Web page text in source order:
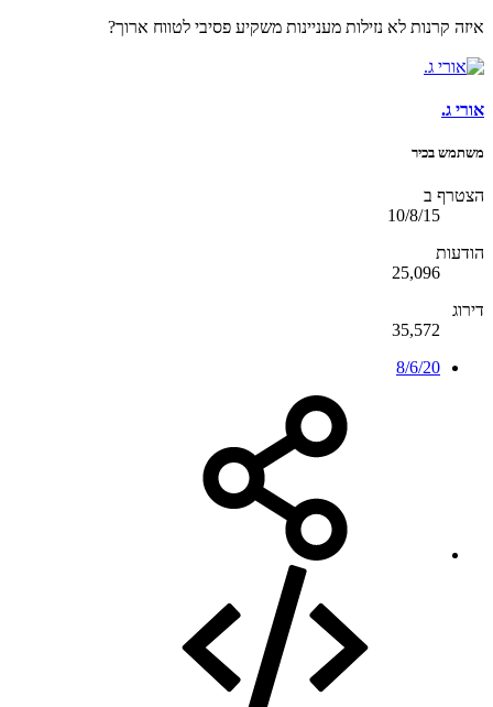
איזה קרנות לא נזילות מעניינות משקיע פסיבי לטווח ארוך?
אורי ג.
משתמש בכיר
הצטרף ב
10/8/15
הודעות
25,096
דירוג
35,572
8/6/20